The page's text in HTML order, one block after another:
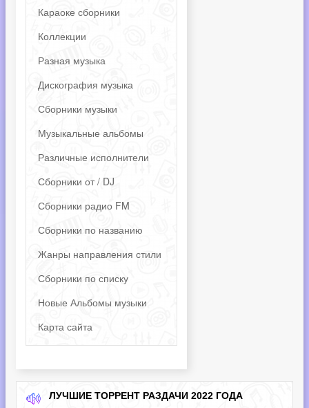
Караоке сборники
Коллекции
Разная музыка
Дискография музыка
Сборники музыки
Музыкальные альбомы
Различные исполнители
Сборники от / DJ
Сборники радио FM
Сборники по названию
Жанры направления стили
Сборники по списку
Новые Альбомы музыки
Карта сайта
ЛУЧШИЕ ТОРРЕНТ РАЗДАЧИ 2022 ГОДА